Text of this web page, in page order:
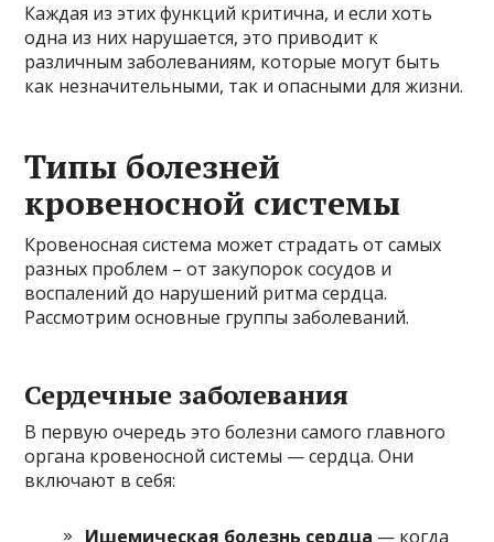
Каждая из этих функций критична, и если хоть
одна из них нарушается, это приводит к
различным заболеваниям, которые могут быть
как незначительными, так и опасными для жизни.
Типы болезней
кровеносной системы
Кровеносная система может страдать от самых
разных проблем – от закупорок сосудов и
воспалений до нарушений ритма сердца.
Рассмотрим основные группы заболеваний.
Сердечные заболевания
В первую очередь это болезни самого главного
органа кровеносной системы — сердца. Они
включают в себя:
Ишемическая болезнь сердца — когда